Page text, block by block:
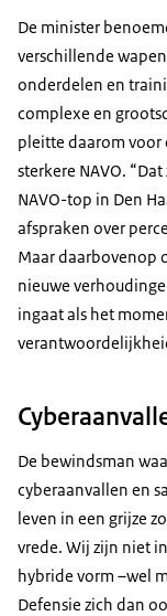
De minister
verschillende
onderdelen en
complexe en
pleitte daarom voor
sterkere NAVO.
NAVO-top in Den
afspraken over
Maar daarbovenop
nieuwe
ingaat als het
De bewindsman
cyberaanvallen en
leven in een grijze
vrede. Wij zijn niet
hybride vorm –wel
Defensie zich dan